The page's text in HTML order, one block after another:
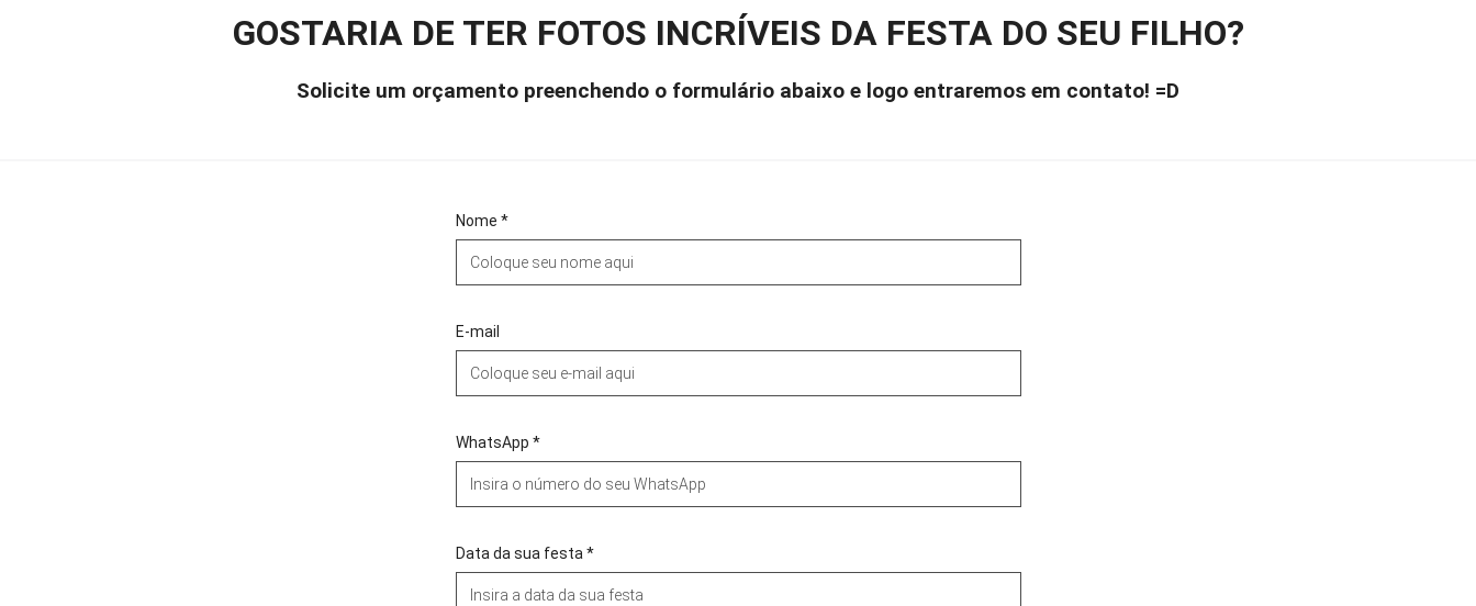
GOSTARIA DE TER FOTOS INCRÍVEIS DA FESTA DO SEU FILHO?
Solicite um orçamento preenchendo o formulário abaixo e logo entraremos em contato! =D
Nome *
E-mail
WhatsApp *
Data da sua festa *